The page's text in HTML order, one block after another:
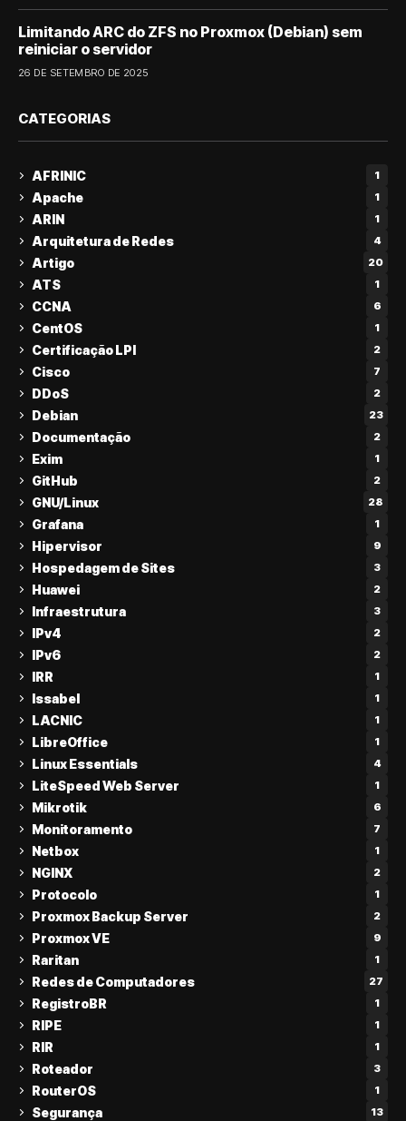
Limitando ARC do ZFS no Proxmox (Debian) sem
reiniciar o servidor
26 DE SETEMBRO DE 2025
CATEGORIAS
AFRINIC 1
Apache 1
ARIN 1
Arquitetura de Redes 4
Artigo 20
ATS 1
CCNA 6
CentOS 1
Certificação LPI 2
Cisco 7
DDoS 2
Debian 23
Documentação 2
Exim 1
GitHub 2
GNU/Linux 28
Grafana 1
Hipervisor 9
Hospedagem de Sites 3
Huawei 2
Infraestrutura 3
IPv4 2
IPv6 2
IRR 1
Issabel 1
LACNIC 1
LibreOffice 1
Linux Essentials 4
LiteSpeed Web Server 1
Mikrotik 6
Monitoramento 7
Netbox 1
NGINX 2
Protocolo 1
Proxmox Backup Server 2
Proxmox VE 9
Raritan 1
Redes de Computadores 27
RegistroBR 1
RIPE 1
RIR 1
Roteador 3
RouterOS 1
Segurança 13